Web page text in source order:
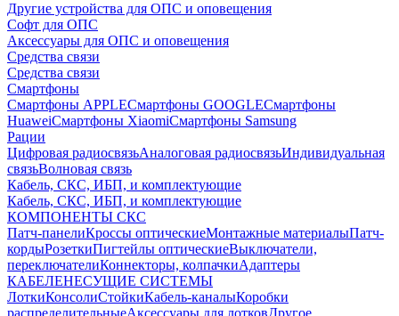
Другие устройства для ОПС и оповещения
Софт для ОПС
Аксессуары для ОПС и оповещения
Средства связи
Средства связи
Смартфоны
Смартфоны APPLEСмартфоны GOOGLEСмартфоны
HuaweiСмартфоны XiaomiСмартфоны Samsung
Рации
Цифровая радиосвязьАналоговая радиосвязьИндивидуальная
связьВолновая связь
Кабель, СКС, ИБП, и комплектующие
Кабель, СКС, ИБП, и комплектующие
КОМПОНЕНТЫ СКС
Патч-панелиКроссы оптическиеМонтажные материалыПатч-
кордыРозеткиПигтейлы оптическиеВыключатели,
переключателиКоннекторы, колпачкиАдаптеры
КАБЕЛЕНЕСУЩИЕ СИСТЕМЫ
ЛоткиКонсолиСтойкиКабель-каналыКоробки
распределительныеАксессуары для лотковДругое